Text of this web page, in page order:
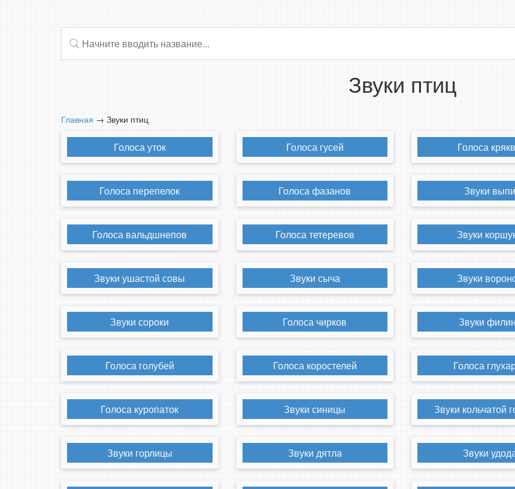
Звуки птиц
Главная → Звуки птиц
Голоса уток Голоса гусей Голоса
Голоса перепелок Голоса фазанов Звуки выпи
Голоса вальдшнепов Голоса тетеревов Звуки
Звуки ушастой совы Звуки сыча Звуки
Звуки сороки Голоса чирков Звуки
Голоса голубей Голоса коростелей Голоса
Голоса куропаток Звуки синицы Звуки кольчатой
Звуки горлицы Звуки дятла Звуки